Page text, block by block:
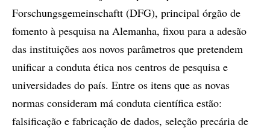
Forschungsgemeinschaftt (DFG), principal órgão de
fomento à pesquisa na Alemanha, fixou para a adesão
das instituições aos novos parâmetros que pretendem
unificar a conduta ética nos centros de pesquisa e
universidades do país. Entre os itens que as novas
normas consideram má conduta científica estão:
falsificação e fabricação de dados, seleção precária de